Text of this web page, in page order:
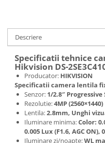
Descriere
Specificatii tehnice
Hikvision DS-
Producator: HIKVISION
Specificatii camera lentila
Senzor: 1/2.8″ Progressive
Rezolutie:4MP (2560×1440)
Lentila:2.8mm, Unghi
Iluminare minima:Color:
0.005 Lux (F1.6, AGC ON),
Iluminare zi/noapte:WL